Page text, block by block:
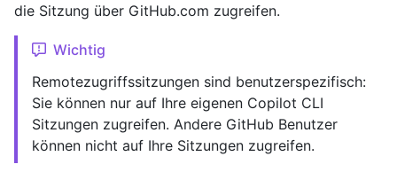
die Sitzung über GitHub.com zugreifen.
Wichtig
Remotezugriffssitzungen sind benutzerspezifisch:
Sie können nur auf Ihre eigenen Copilot CLI
Sitzungen zugreifen. Andere GitHub Benutzer
können nicht auf Ihre Sitzungen zugreifen.